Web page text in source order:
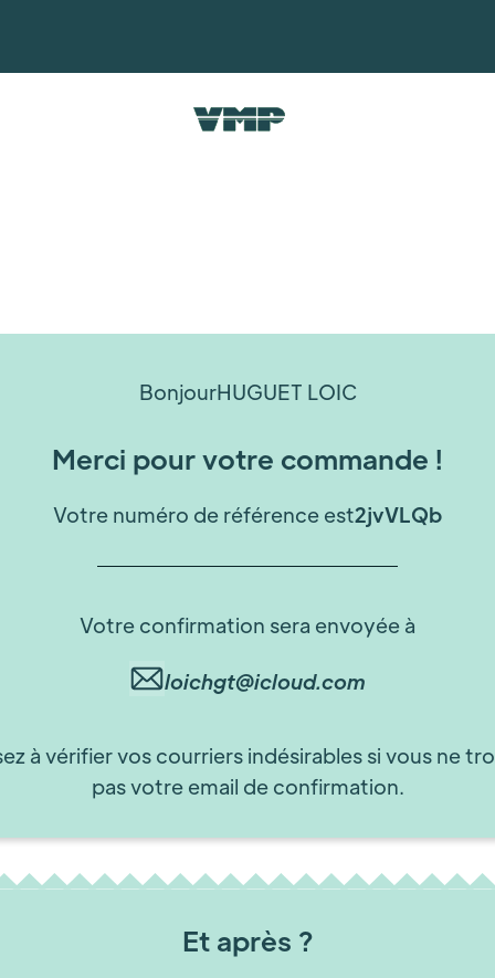
BonjourHUGUET LOIC
Merci pour votre commande !
Votre numéro de référence est2jvVLQb
Votre confirmation sera envoyée à
loichgt@icloud.com
à vérifier vos courriers indésirables si vous ne
pas votre email de confirmation.
Et après ?